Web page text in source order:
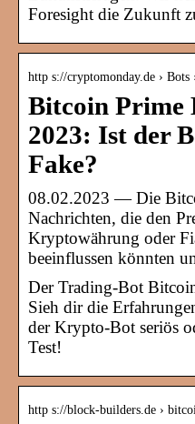
Foresight die Zukunft
http s://cryptomonday.de ›
Bitcoin Prime
2023: Ist der
Fake?
08.02.2023 — Die
Nachrichten, die den
Kryptowährung oder
beeinflussen könnten
Der Trading-Bot
Sieh dir die
der Krypto-Bot seriös
Test!
http s://block-builders.de ›